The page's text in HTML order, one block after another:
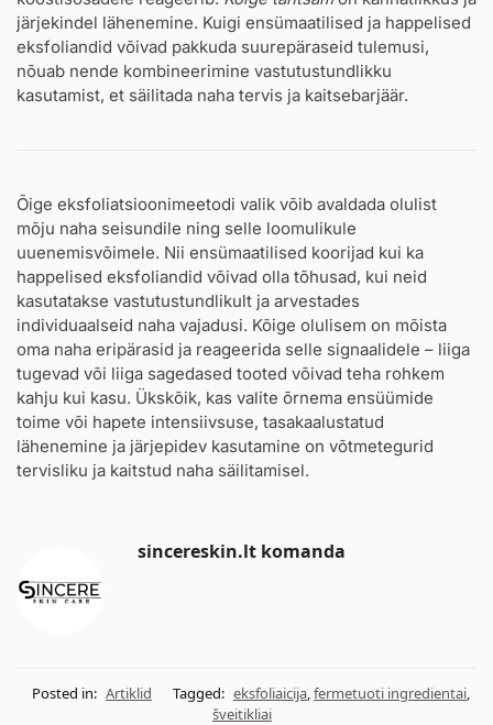
järjekindel lähenemine. Kuigi ensümaatilised ja happelised
eksfoliandid võivad pakkuda suurepäraseid tulemusi,
nõuab nende kombineerimine vastutustundlikku
kasutamist, et säilitada naha tervis ja kaitsebarjäär.
Õige eksfoliatsioonimeetodi valik võib avaldada olulist
mõju naha seisundile ning selle loomulikule
uuenemisvõimele. Nii ensümaatilised koorijad kui ka
happelised eksfoliandid võivad olla tõhusad, kui neid
kasutatakse vastutustundlikult ja arvestades
individuaalseid naha vajadusi. Kõige olulisem on mõista
oma naha eripärasid ja reageerida selle signaalidele – liiga
tugevad või liiga sagedased tooted võivad teha rohkem
kahju kui kasu. Ükskõik, kas valite õrnema ensüümide
toime või hapete intensiivsuse, tasakaalustatud
lähenemine ja järjepidev kasutamine on võtmetegurid
tervisliku ja kaitstud naha säilitamisel.
sincereskin.lt komanda
Posted in: Artiklid Tagged: eksfoliaicija fermetuoti ingredientai
šveitikliai